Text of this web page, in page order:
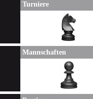
Turniere
Mannschaften